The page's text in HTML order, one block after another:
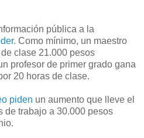
pública a la
. Como mínimo, un maestro
clase 21.000 pesos
profesor de primer grado gana
20 horas de clase.
piden un aumento que lleve el
de trabajo a 30.000 pesos